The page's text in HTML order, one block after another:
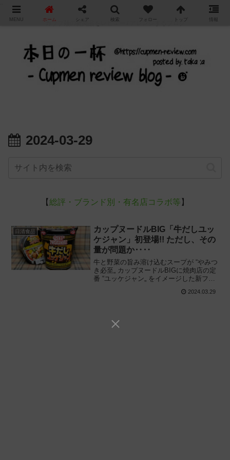
カップ麺の新商品をレビュー / アレンジするブログ
2024-03-29
【総評・ブランド別・有名店コラボ等 】
日清食品
カップヌードルBIG「牛だしユッ
ケジャン」初登場!! ただし、その
量が問題か‥‥
牛と野菜の旨み溶け込むスープが “やみつ
き必至„ カップヌードルBIGに焼肉店の定
番 “ユッケジャン„ をイメージした新フレ
プヌードル 牛だしユッケジャン ビッグ」
2024.03.29
MENU ホーム シェア 検索 フォロー トップ 情報